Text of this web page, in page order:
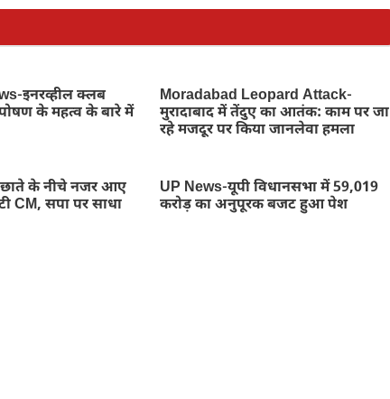
इनरव्हील क्लब
के महत्व के बारे में
Moradabad Leopard Attack-
मुरादाबाद में तेंदुए का आतंक: काम पर जा
रहे मजदूर पर किया जानलेवा हमला
के नीचे नजर आए
CM, सपा पर साधा
UP News-यूपी विधानसभा में 59,019
करोड़ का अनुपूरक बजट हुआ पेश